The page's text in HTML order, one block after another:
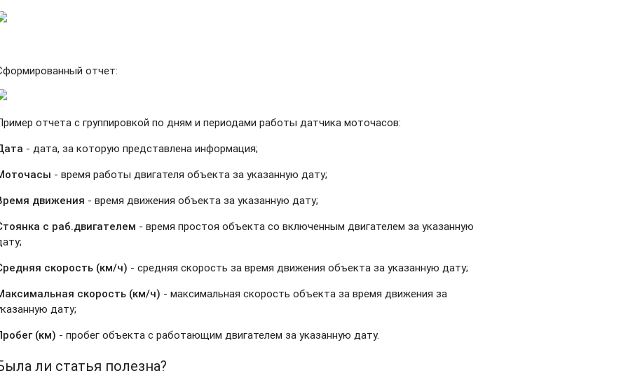
отчет:
отчета с группировкой по дням и периодами работы датчика моточасов:
- дата, за которую представлена информация;
- время работы двигателя объекта за указанную дату;
движения - время движения объекта за указанную дату;
с раб.двигателем - время простоя объекта со включенным двигателем за указанную
скорость (км/ч) - средняя скорость за время движения объекта за указанную дату;
скорость (км/ч) - максимальная скорость объекта за время движения за
дату;
(км) - пробег объекта с работающим двигателем за указанную дату.
ли статья полезна?